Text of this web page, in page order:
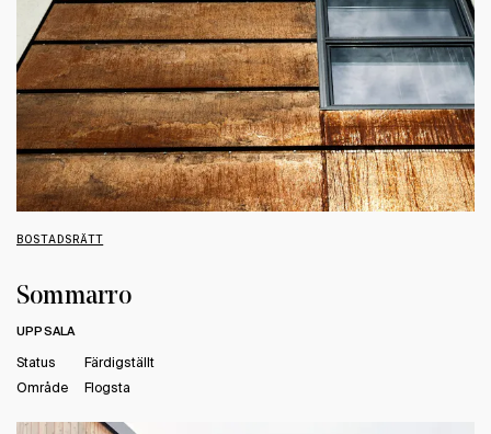
BOSTADSRÄTT
Sommarro
UPPSALA
Status
Färdigställt
Område
Flogsta